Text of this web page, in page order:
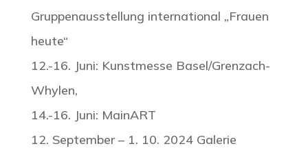
Gruppenausstellung international „Frauen
heute“
12.-16. Juni: Kunstmesse Basel/Grenzach-
Whylen,
14.-16. Juni: MainART
12. September – 1. 10. 2024 Galerie